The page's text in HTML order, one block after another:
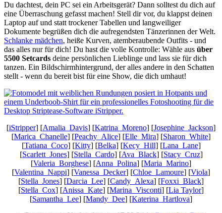
Du dachtest, dein PC sei ein Arbeitsgerät? Dann solltest du dich auf
eine Überraschung gefasst machen! Stell dir vor, du klappst deinen
Laptop auf und statt trockener Tabellen und langweiliger
Dokumente begrüßen dich die aufregendsten Tänzerinnen der Welt.
Schlanke mädchen, heiße Kurven, atemberaubende Outfits - und
das alles nur für dich! Du hast die volle Kontrolle: Wähle aus über
5500 Setcards deine persönlichen Lieblinge und lass sie für dich
tanzen. Ein Bildschirmhintergrund, der alles andere in den Schatten
stellt - wenn du bereit bist für eine Show, die dich umhaut!
[iStripper] [Amalia_Davis] [Katrina_Moreno] [Josephine_Jackson]
[Marica_Chanelle] [Peachy_Alice] [Elle_Mira] [Sharon_White]
[Tatiana_Coco] [Kitty] [Belka] [Kecy_Hill] [Lana_Lane]
[Scarlett_Jones] [Stella_Cardo] [Ava_Black] [Stacy_Cruz]
[Valeria_Borghese] [Anna_Polina] [Maria_Marino]
[Valentina_Nappi] [Vanessa_Decker] [Chloe_Lamoure] [Viola]
[Stella_Jones] [Darcia_Lee] [Candy_Alexa] [Foxxi_Black]
[Stella_Cox] [Anissa_Kate] [Marina_Visconti] [Lia Taylor]
[Samantha_Lee] [Mandy_Dee] [Katerina_Hartlova]